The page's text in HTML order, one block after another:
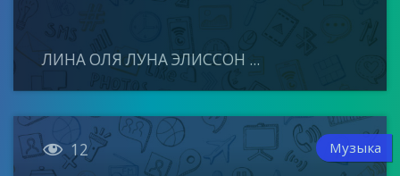
ЛИНА ОЛЯ ЛУНА ЭЛИССОН ...
 12 Музыка